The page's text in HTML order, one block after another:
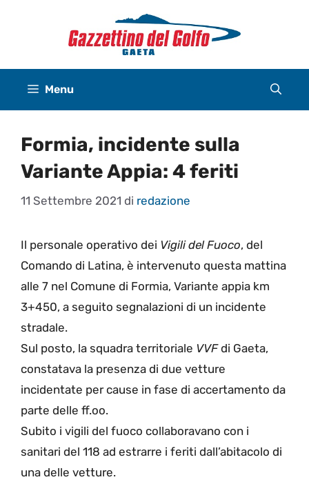
Menu
Formia, incidente sulla
Variante Appia: 4 feriti
11 Settembre 2021 di redazione
Il personale operativo dei Vigili del Fuoco, del
Comando di Latina, è intervenuto questa mattina
alle 7 nel Comune di Formia, Variante appia km
3+450, a seguito segnalazioni di un incidente
stradale.
Sul posto, la squadra territoriale VVFdi Gaeta,
constatava la presenza di due vetture
incidentate per cause in fase di accertamento da
parte delle ff.oo.
Subito i vigili del fuoco collaboravano con i
sanitari del 118 ad estrarre i feriti dall’abitacolo di
una delle vetture.